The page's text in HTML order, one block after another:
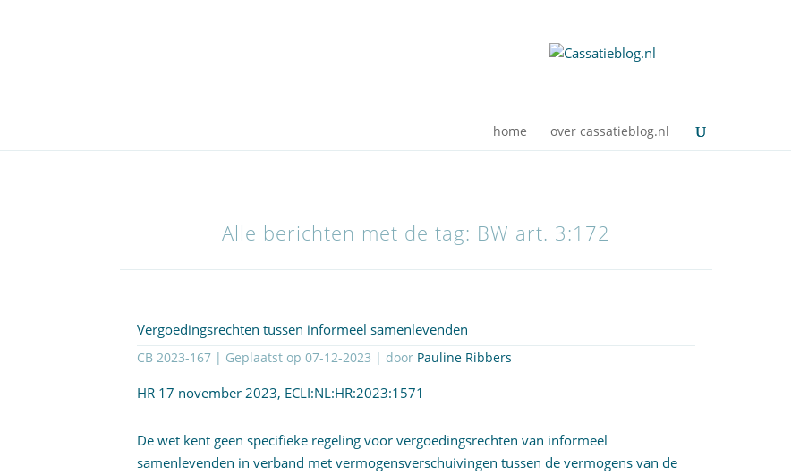
home over cassatieblog.nl
Alle berichten met de tag: BW art. 3:172
Vergoedingsrechten tussen informeel samenlevenden
CB 2023-167 | Geplaatst op07-12-2023 | door Pauline Ribbers
HR 17 november 2023, ECLI:NL:HR:2023:1571
De wet kent geen specifieke regeling voor vergoedingsrechten van informeel
samenlevenden in verband met vermogensverschuivingen tussen de vermogens van de